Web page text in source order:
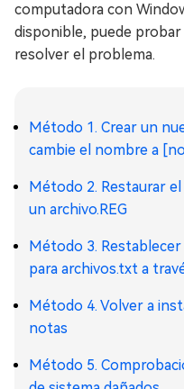
computadora con
disponible, puede
resolver el problema.
Método 1. Crear un
cambie el nombre a
Método 2. Restaurar
un archivo.REG
Método 3.
para archivos.txt a
Método 4. Volver a
notas
Método 5.